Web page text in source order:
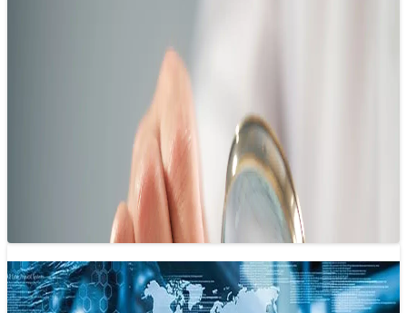
Báo chí khoa học: Từ chuyên biệt đến
Dù báo chí khoa học đóng vai trò quan trọng, ngành báo
chí vẫn chưa thực sự đầu tư mạnh vào lĩnh vực…